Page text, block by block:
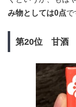
み物としては0点で
第20位 甘酒